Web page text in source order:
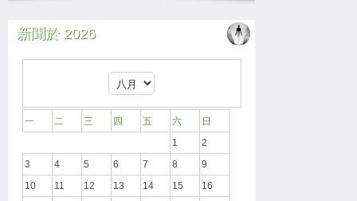
新聞於 2026
一 二 三 四 五 六
日
1
2
3
4 5 6 7 8
9
10
11 12 13 14 15
16